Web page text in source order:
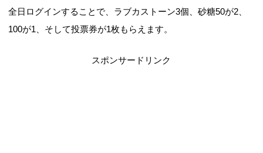
全日ログインすることで、ラブカストーン3個、砂糖50が2、
100が1、そして投票券が1枚もらえます。
スポンサードリンク